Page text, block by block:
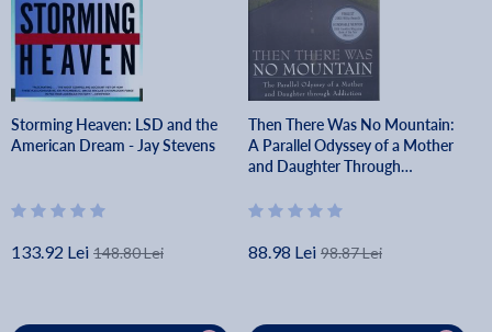
Storming Heaven: LSD and the
American Dream - Jay Stevens
133.92 Lei 148.80 Lei
Then There Was No Mountain:
A Parallel Odyssey of a Mother
and Daughter Through
88.98 Lei 98.87 Lei